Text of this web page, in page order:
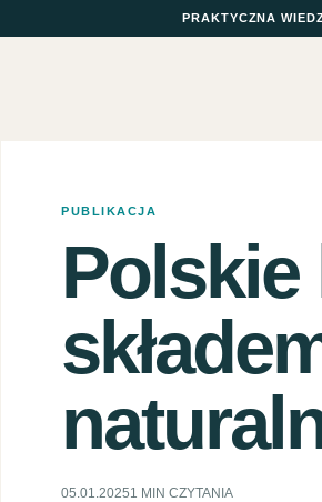
PRAKTYCZNA
PUBLIKACJA
05.01.20251 MIN CZYTANIA